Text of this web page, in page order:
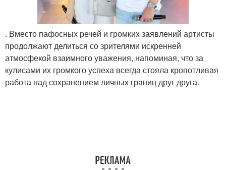
. Вместо пафосных речей и громких заявлений артисты
продолжают делиться со зрителями искренней
атмосфекой взаимного уважения, напоминая, что за
кулисами их громкого успеха всегда стояла кропотливая
работа над сохранением личных границ друг друга.